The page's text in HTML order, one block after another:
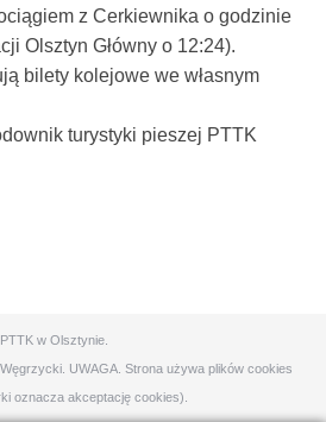
z Cerkiewnika o godzinie
Olsztyn Główny o 12:24).
bilety kolejowe we własnym
turystyki pieszej PTTK
w Olsztynie.
. UWAGA. Strona używa plików cookies
oznacza akceptację cookies).